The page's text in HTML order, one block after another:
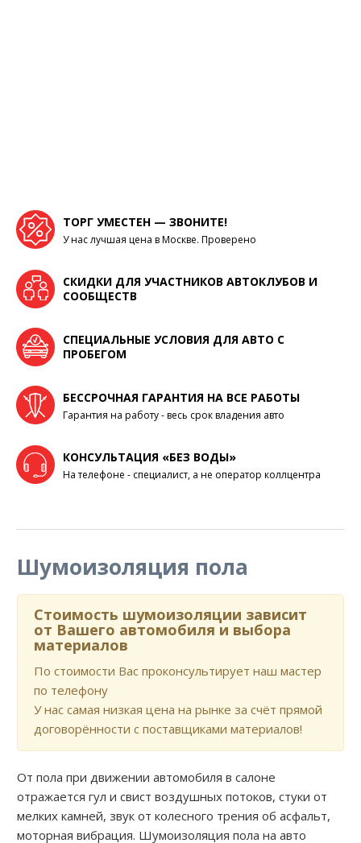
ТОРГ УМЕСТЕН — ЗВОНИТЕ!
У нас лучшая цена в Москве. Проверено
СКИДКИ ДЛЯ УЧАСТНИКОВ АВТОКЛУБОВ И
СООБЩЕСТВ
СПЕЦИАЛЬНЫЕ УСЛОВИЯ ДЛЯ АВТО С
ПРОБЕГОМ
БЕССРОЧНАЯ ГАРАНТИЯ НА ВСЕ РАБОТЫ
Гарантия на работу - весь срок владения авто
КОНСУЛЬТАЦИЯ «БЕЗ ВОДЫ»
На телефоне - специалист, а не оператор коллцентра
Шумоизоляция пола
Стоимость шумоизоляции зависит
от Вашего автомобиля и выбора
материалов
По стоимости Вас проконсультирует наш мастер
по телефону
У нас самая низкая цена на рынке за счёт прямой
договорённости с поставщиками материалов!
От пола при движении автомобиля в салоне
отражается гул и свист воздушных потоков, стуки от
мелких камней, звук от колесного трения об асфальт,
моторная вибрация. Шумоизоляция пола на авто